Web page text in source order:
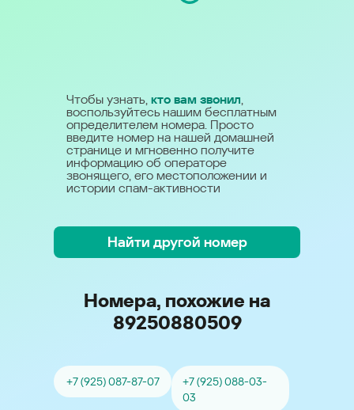
Чтобы узнать, кто вам звонил,
воспользуйтесь нашим бесплатным
определителем номера. Просто
введите номер на нашей домашней
странице и мгновенно получите
информацию об операторе
звонящего, его местоположении и
истории спам-активности
Найти другой номер
Номера, похожие на
89250880509
+7 (925) 087-87-07
+7 (925) 088-03-
03